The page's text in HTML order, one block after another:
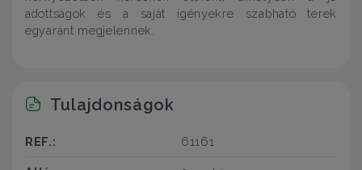
adottságok és a saját igényekre szabható terek
egyaránt megjelennek.
Tulajdonságok
REF.: 61161